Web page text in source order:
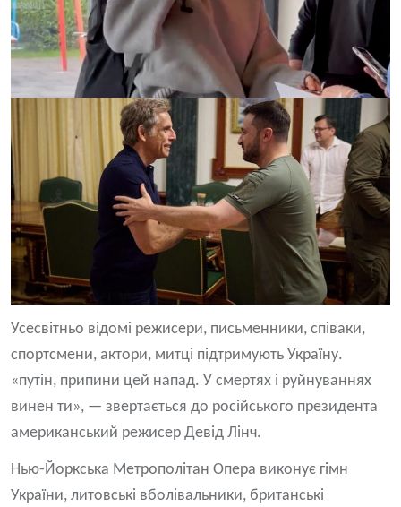
Усесвітньо відомі режисери, письменники, співаки,
спортсмени, актори, митці підтримують Україну.
«путін, припини цей напад. У смертях і руйнуваннях
винен ти», — звертається до російського президента
американський режисер Девід Лінч.
Нью-Йоркська Метрополітан Опера виконує гімн
України, литовські вболівальники, британські